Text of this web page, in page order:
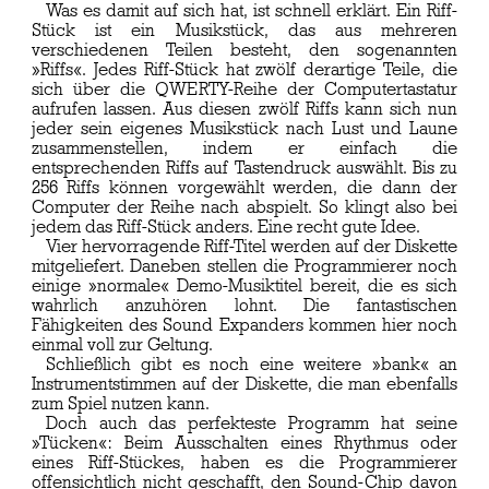
Was es damit auf sich hat, ist schnell erklärt. Ein Riff-
Stück ist ein Musikstück, das aus mehreren
verschiedenen Teilen besteht, den sogenannten
»Riffs«. Jedes Riff-Stück hat zwölf derartige Teile, die
sich über die QWERTY-Reihe der Computertastatur
aufrufen lassen. Aus diesen zwölf Riffs kann sich nun
jeder sein eigenes Musikstück nach Lust und Laune
zusammenstellen, indem er einfach die
entsprechenden Riffs auf Tastendruck auswählt. Bis zu
256 Riffs können vorgewählt werden, die dann der
Computer der Reihe nach abspielt. So klingt also bei
jedem das Riff-Stück anders. Eine recht gute Idee.
Vier hervorragende Riff-Titel werden auf der Diskette
mitgeliefert. Daneben stellen die Programmierer noch
einige »normale« Demo-Musiktitel bereit, die es sich
wahrlich anzuhören lohnt. Die fantastischen
Fähigkeiten des Sound Expanders kommen hier noch
einmal voll zur Geltung.
Schließlich gibt es noch eine weitere »bank« an
Instrumentstimmen auf der Diskette, die man ebenfalls
zum Spiel nutzen kann.
Doch auch das perfekteste Programm hat seine
»Tücken«: Beim Ausschalten eines Rhythmus oder
eines Riff-Stückes, haben es die Programmierer
offensichtlich nicht geschafft, den Sound-Chip davon